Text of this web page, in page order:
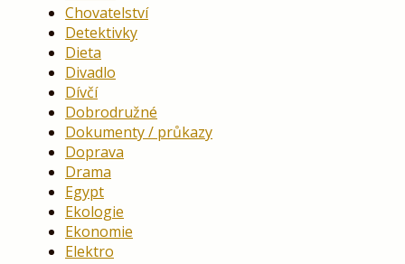
Chovatelství
Detektivky
Dieta
Divadlo
Dívčí
Dobrodružné
Dokumenty / průkazy
Doprava
Drama
Egypt
Ekologie
Ekonomie
Elektro